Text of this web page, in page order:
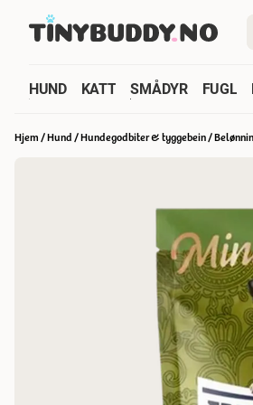
HUND KATT SMÅDYR FUGL
Hjem /Hund /Hundegodbiter & tyggebein/